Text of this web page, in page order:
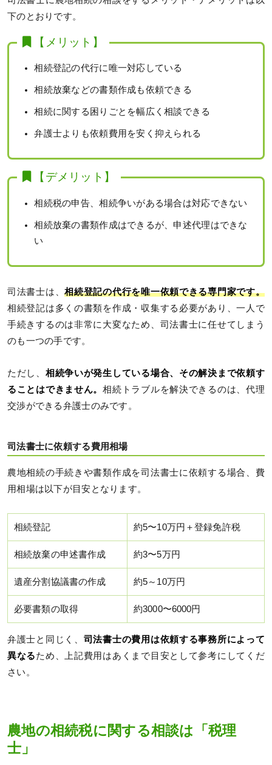
下のとおりです。
【メリット】
相続登記の代行に唯一対応している
相続放棄などの書類作成も依頼できる
相続に関する困りごとを幅広く相談できる
弁護士よりも依頼費用を安く抑えられる
【デメリット】
相続税の申告、相続争いがある場合は対応できない
相続放棄の書類作成はできるが、申述代理はできな
い
司法書士は、相続登記の代行を唯一依頼できる専門家です。
相続登記は多くの書類を作成・収集する必要があり、一人で
手続きするのは非常に大変なため、司法書士に任せてしまう
のも一つの手です。
ただし、 相続争いが発生している場合、その解決まで依頼す
ることはできません。相続トラブルを解決できるのは、代理
交渉ができる弁護士のみです。
司法書士に依頼する費用相場
農地相続の手続きや書類作成を司法書士に依頼する場合、費
用相場は以下が目安となります。
相続登記 約5〜10万円＋登録免許税
相続放棄の申述書作成 約3〜5万円
遺産分割協議書の作成 約5～10万円
必要書類の取得 約3000〜6000円
弁護士と同じく、 司法書士の費用は依頼する事務所によって
異なるため、上記費用はあくまで目安として参考にしてくだ
さい。
農地の相続税に関する相談は「税理
士」